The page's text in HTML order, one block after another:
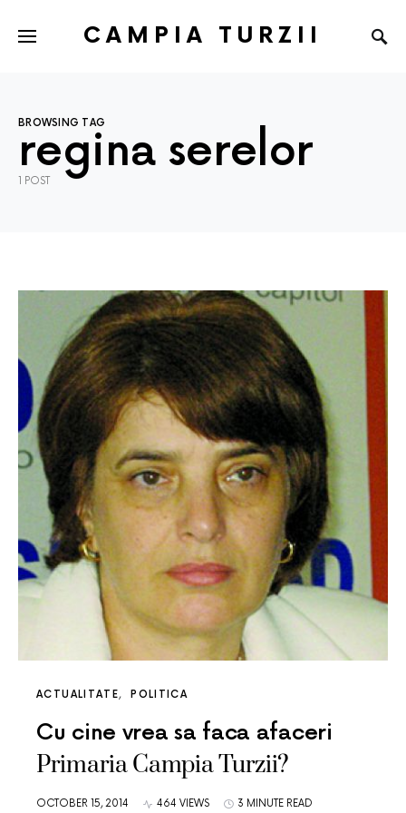
CAMPIA TURZII
BROWSING TAG
regina serelor
1 POST
ACTUALITATE POLITICA
Cu cine vrea sa faca afaceri
Primaria Campia Turzii?
OCTOBER 15, 2014 464 VIEWS 3 MINUTE READ